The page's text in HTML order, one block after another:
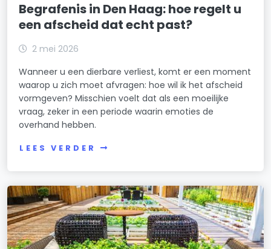
Begrafenis in Den Haag: hoe regelt u
een afscheid dat echt past?
2 mei 2026
Wanneer u een dierbare verliest, komt er een moment
waarop u zich moet afvragen: hoe wil ik het afscheid
vormgeven? Misschien voelt dat als een moeilijke
vraag, zeker in een periode waarin emoties de
overhand hebben.
LEES VERDER